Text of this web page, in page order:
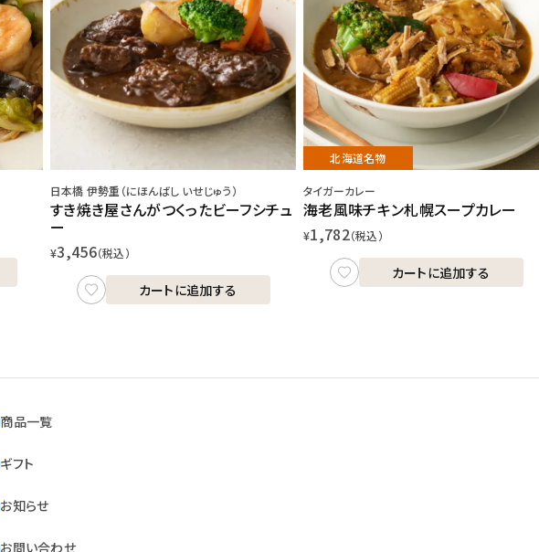
日本橋 伊勢重（にほんばし いせじゅう）
すき焼き屋さんがつくったビーフシチュ
ー
¥3,456（税込）
カートに追加する
北海道名物
タイガーカレー
海老風味チキン札幌スープカレー
¥1,782（税込）
カートに追加する
商品一覧
ギフト
お知らせ
お問い合わせ